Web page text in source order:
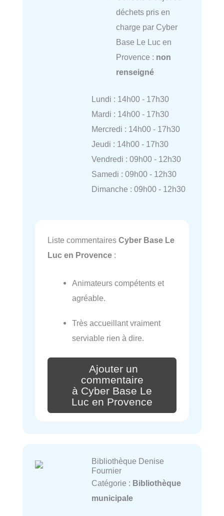
déchets pris en
charge par Cyber
Base Le Luc en
Provence : non
renseigné
Lundi : 14h00 - 17h30
Mardi : 14h00 - 17h30
Mercredi : 14h00 - 17h30
Jeudi : 14h00 - 17h30
Vendredi : 09h00 - 12h30
Samedi : 09h00 - 12h30
Dimanche : 09h00 - 12h30
Liste commentaires Cyber Base Le
Luc en Provence :
Animateurs compétents et
agréable.
Très accueillant vraiment
serviable rien à dire.
Ajouter un
commentaire
à Cyber Base Le
Luc en Provence
Bibliothèque Denise
Fournier
Catégorie : Bibliothèque
municipale